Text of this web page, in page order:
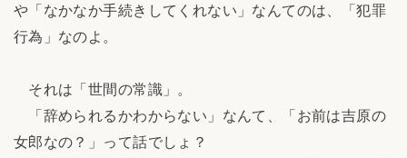
や「なかなか手続きしてくれない」なんてのは、「犯罪
行為」なのよ。
それは「世間の常識」。
「辞められるかわからない」なんて、「お前は吉原の
女郎なの？」って話でしょ？